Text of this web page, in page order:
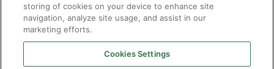
storing of cookies on your device to enhance site
navigation, analyze site usage, and assist in our
marketing efforts.
Cookies Settings